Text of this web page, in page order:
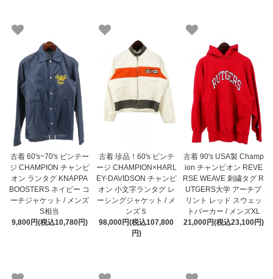
古着 60's~70's ビンテー
ジ CHAMPION チャンピ
オン ランタグ KNAPPA
BOOSTERS ネイビー コ
ーチジャケット / メンズ
S相当
9,800円(税込10,780円)
古着 珍品！60's ビンテ
ージ CHAMPION×HARL
EY-DAVIDSON チャンピ
オン 小文字ランタグ レ
ーシングジャケット / メ
ンズＳ
98,000円(税込107,800
円)
古着 90's USA製 Champ
ion チャンピオン REVE
RSE WEAVE 刺繍タグ R
UTGERS大学 アーチプ
リント レッド スウェッ
トパーカー / メンズXL
21,000円(税込23,100円)